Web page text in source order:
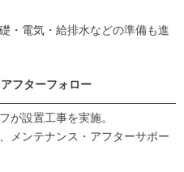
・電気・給排水などの準備も進
フターフォロー
が設置工事を実施。
メンテナンス・アフターサポー